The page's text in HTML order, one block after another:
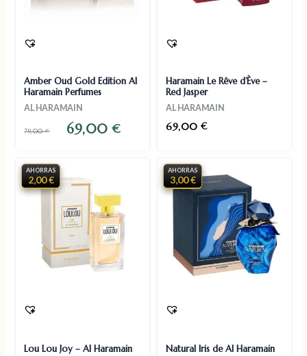
Amber Oud Gold Edition Al
Haramain Perfumes
AL HARAMAIN
79,00€ 69,00€
Haramain Le Rêve d’Ève –
Red Jasper
AL HARAMAIN
69,00 €
AHORRAS
2,00 €
Lou Lou Joy – Al Haramain
AHORRAS
3,00 €
Natural Iris de Al Haramain